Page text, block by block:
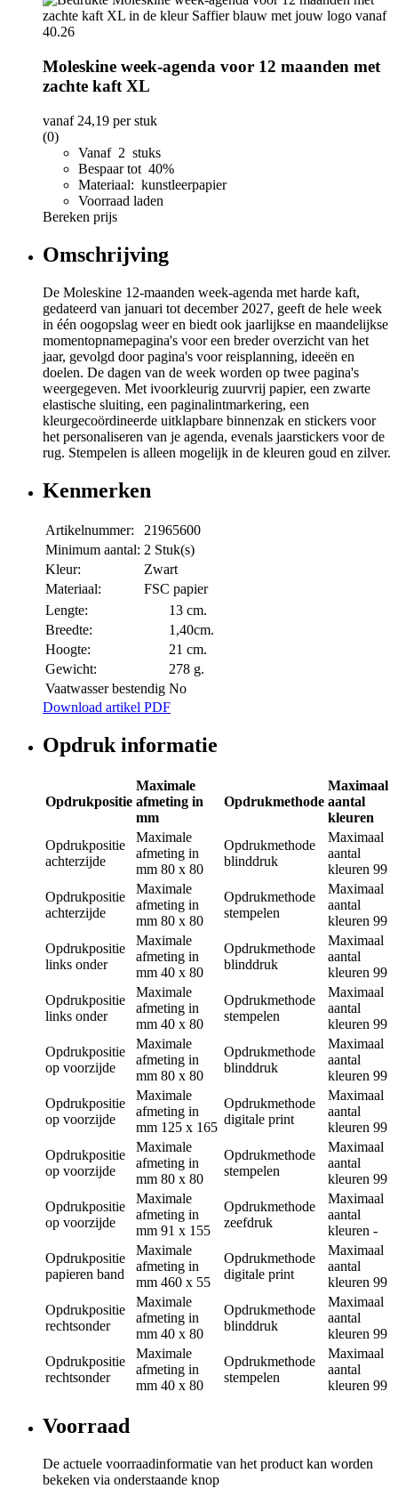
Moleskine week-agenda voor 12 maanden met
zachte kaft XL
vanaf 24,19 per stuk
(0)
Vanaf 2 stuks
Bespaar tot 40%
Materiaal: kunstleerpapier
Voorraad laden
Bereken prijs
Omschrijving
De Moleskine 12-maanden week-agenda met harde kaft,
gedateerd van januari tot december 2027, geeft de hele week
in één oogopslag weer en biedt ook jaarlijkse en maandelijkse
momentopnamepagina's voor een breder overzicht van het
jaar, gevolgd door pagina's voor reisplanning, ideeën en
doelen. De dagen van de week worden op twee pagina's
weergegeven. Met ivoorkleurig zuurvrij papier, een zwarte
elastische sluiting, een paginalintmarkering, een
kleurgecoördineerde uitklapbare binnenzak en stickers voor
het personaliseren van je agenda, evenals jaarstickers voor de
rug. Stempelen is alleen mogelijk in de kleuren goud en zilver.
Kenmerken
Artikelnummer:
21965600
Minimum aantal: 2 Stuk(s)
Kleur:
Zwart
Materiaal:
FSC papier
Lengte:
13 cm.
Breedte:
1,40cm.
Hoogte:
21 cm.
Gewicht:
278 g.
Vaatwasser bestendig No
Download artikel PDF
Opdruk informatie
Opdrukpositie
Maximale
afmeting in
mm
Opdrukmethode
Maximaal
aantal
kleuren
Opdrukpositie
achterzijde
Maximale
afmeting in
mm 80 x 80
Opdrukmethode
blinddruk
Maximaal
aantal
kleuren 99
Opdrukpositie
achterzijde
Maximale
afmeting in
mm 80 x 80
Opdrukmethode
stempelen
Maximaal
aantal
kleuren 99
Opdrukpositie
links onder
Maximale
afmeting in
mm 40 x 80
Opdrukmethode
blinddruk
Maximaal
aantal
kleuren 99
Opdrukpositie
links onder
Maximale
afmeting in
mm 40 x 80
Opdrukmethode
stempelen
Maximaal
aantal
kleuren 99
Opdrukpositie
op voorzijde
Maximale
afmeting in
mm 80 x 80
Opdrukmethode
blinddruk
Maximaal
aantal
kleuren 99
Opdrukpositie
op voorzijde
Maximale
afmeting in
mm 125 x 165
Opdrukmethode
digitale print
Maximaal
aantal
kleuren 99
Opdrukpositie
op voorzijde
Maximale
afmeting in
mm 80 x 80
Opdrukmethode
stempelen
Maximaal
aantal
kleuren 99
Opdrukpositie
op voorzijde
Maximale
afmeting in
mm 91 x 155
Opdrukmethode
zeefdruk
Maximaal
aantal
kleuren -
Opdrukpositie
papieren band
Maximale
afmeting in
mm 460 x 55
Opdrukmethode
digitale print
Maximaal
aantal
kleuren 99
Opdrukpositie
rechtsonder
Maximale
afmeting in
mm 40 x 80
Opdrukmethode
blinddruk
Maximaal
aantal
kleuren 99
Opdrukpositie
rechtsonder
Maximale
afmeting in
mm 40 x 80
Opdrukmethode
stempelen
Maximaal
aantal
kleuren 99
Voorraad
De actuele voorraadinformatie van het product kan worden
bekeken via onderstaande knop